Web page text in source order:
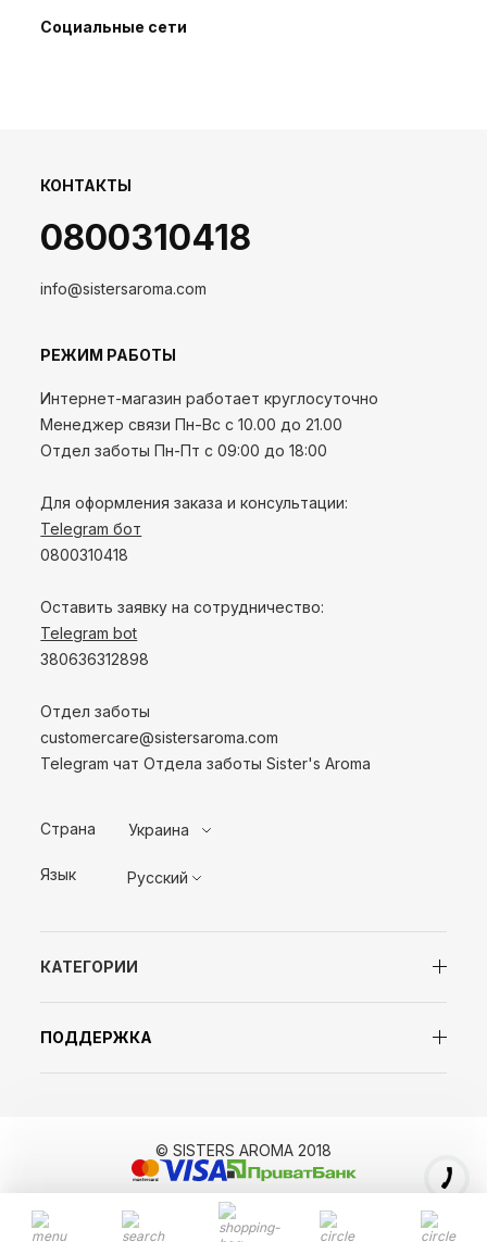
Социальные сети
КОНТАКТЫ
0800310418
info@sistersaroma.com
РЕЖИМ РАБОТЫ
Интернет-магазин работает круглосуточно
Менеджер связи Пн-Вс с 10.00 до 21.00
Отдел заботы Пн-Пт с 09:00 до 18:00
Для оформления заказа и консультации:
Telegram бот
0800310418
Оставить заявку на сотрудничество:
Telegram bot
380636312898
Отдел заботы
customercare@sistersaroma.com
Telegram чат Отдела заботы Sister's Aroma
КАТЕГОРИИ
ПОДДЕРЖКА
Страна Украина
Язык Русский
© SISTERS AROMA 2018